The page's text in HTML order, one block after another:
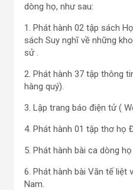
dòng họ, như sau:
1. Phát hành 02 tập sách
sách Suy nghĩ về những
sử .
2. Phát hành 37 tập thông
hàng quý).
3. Lập trang báo điện tử (
4. Phát hành 01 tập thơ họ
5. Phát hành bài ca dòng
6. Phát hành bài Văn tế
Nam.